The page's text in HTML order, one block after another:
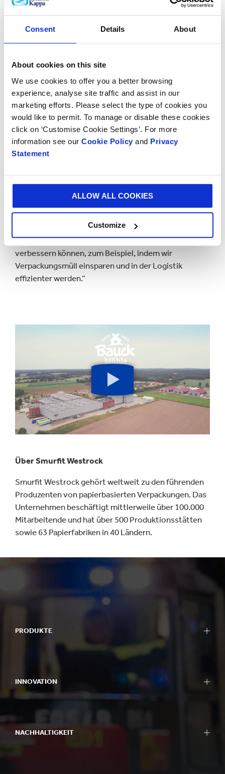
Consent Details About
About cookies on this site
We use cookies to offer you a better browsing
experience, analyse site traffic and assist in our
marketing efforts. Please select the type of cookies you
would like to permit. To manage or disable these cookies
click on ‘Customise Cookie Settings’. For more
information see our Cookie Policy and Privacy
Statement
ALLOW ALL COOKIES
Customize
Anforderung ausgewählt werden. Die S-Welle von
Smurfit Westrock zeichnet sich im Vergleich zur B-
des Wechsels auf die S-Welle bei den Deckeln der
Verpackungstrays kann Bauck 14 % mehr Ware auf
einer Palette stapeln – und benötigt 32 LKW-
Ladungen weniger pro Jahr.
Beide Anpassungen führen dazu, dass die Bauck Mühle
knapp 30 Tonnen CO2 pro Jahr einspart. Und: Dank
des optimierten Verpackungsdesigns konnte die
Stabilität der Verpackung sogar trotz Wechsel auf
gesteigert werden.
Mühle, findet: „Die Zusammenarbeit mit Smurfit
Westrock zeigt, wie wir bereits mit kleinen
Veränderungen unsere Nachhaltigkeitsleistung
verbessern können, zum Beispiel, indem wir
Verpackungsmüll einsparen und in der Logistik
effizienter werden.“
Schaltfläche
Abspielen
Über Smurfit Westrock
Smurfit Westrock gehört weltweit zu den führenden
Produzenten von papierbasierten Verpackungen. Das
Unternehmen beschäftigt mittlerweile über 100.000
Mitarbeitende und hat über 500 Produktionsstätten
sowie 63 Papierfabriken in 40 Ländern.
PRODUKTE
INNOVATION
NACHHALTIGKEIT